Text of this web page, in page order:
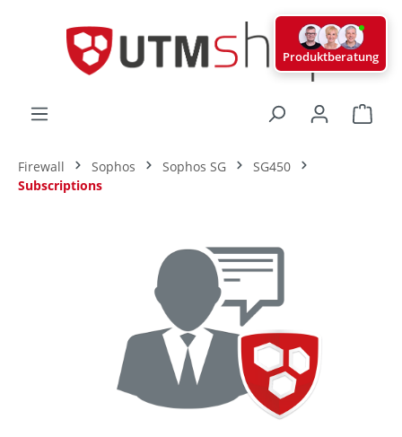
Firewall Sophos Sophos SG
SG450
Subscriptions
Produktberatung